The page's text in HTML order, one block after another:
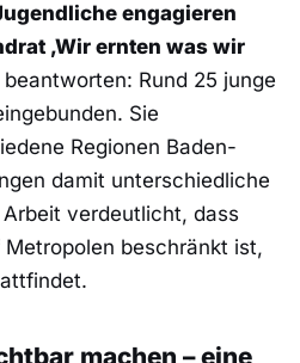
engagieren
‚Wir ernten was wir
Rund 25 junge
Sie
Regionen Baden-
damit unterschiedliche
verdeutlicht, dass
beschränkt ist,
machen – eine